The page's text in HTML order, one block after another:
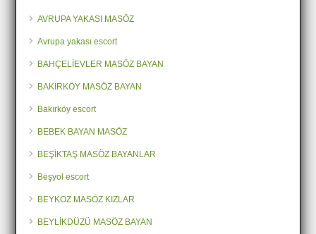
AVRUPA YAKASI MASÖZ
Avrupa yakası escort
BAHÇELİEVLER MASÖZ BAYAN
BAKIRKÖY MASÖZ BAYAN
Bakırköy escort
BEBEK BAYAN MASÖZ
BEŞİKTAŞ MASÖZ BAYANLAR
Beşyol escort
BEYKOZ MASÖZ KIZLAR
BEYLİKDÜZÜ MASÖZ BAYAN